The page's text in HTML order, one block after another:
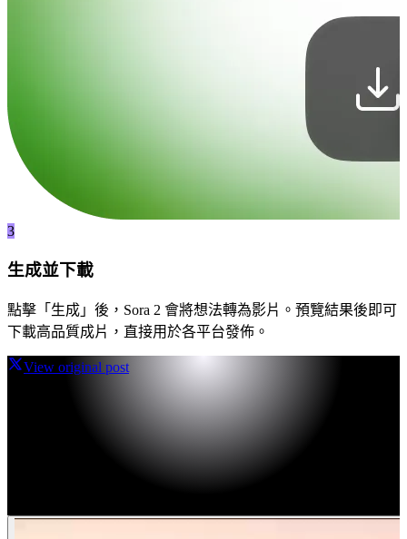
3
生成並下載
點擊「生成」後，Sora 2 會將想法轉為影片。預覽結果後即可
下載高品質成片，直接用於各平台發佈。
View original post